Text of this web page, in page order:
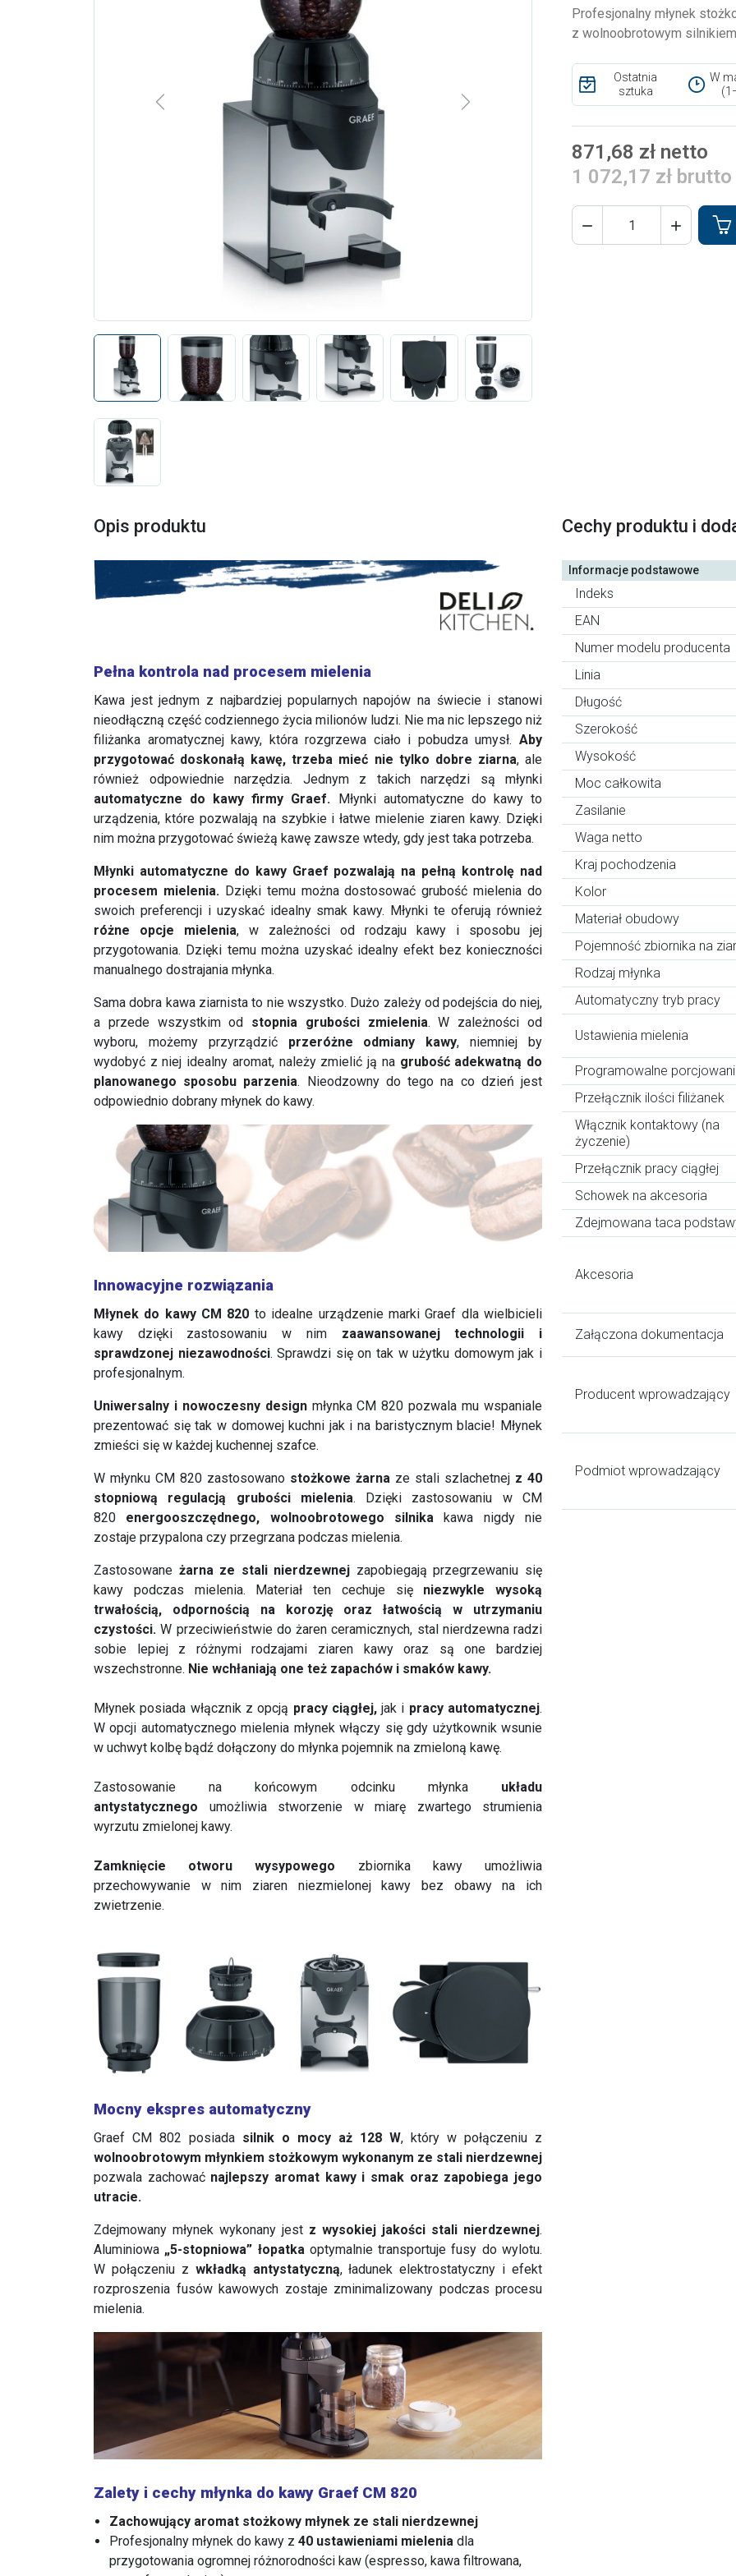
Previous Next
Profesjonalny młynek
z wolnoobrotowym
Ostatnia
sztuka
W
871,68 zł netto
1 072,17 zł brutto
 
Opis produktu
Pełna kontrola nad procesem mielenia
Kawa jest jednym z najbardziej popularnych napojów na świecie i stanowi
nieodłączną część codziennego życia milionów ludzi. Nie ma nic lepszego niż
filiżanka aromatycznej kawy, która rozgrzewa ciało i pobudza umysł. Aby
przygotować doskonałą kawę, trzeba mieć nie tylko dobre ziarna, ale
również odpowiednie narzędzia. Jednym z takich narzędzi są młynki
automatyczne do kawy firmy Graef. Młynki automatyczne do kawy to
urządzenia, które pozwalają na szybkie i łatwe mielenie ziaren kawy. Dzięki
nim można przygotować świeżą kawę zawsze wtedy, gdy jest taka potrzeba.
Młynki automatyczne do kawy Graef pozwalają na pełną kontrolę nad
procesem mielenia.Dzięki temu można dostosować grubość mielenia do
swoich preferencji i uzyskać idealny smak kawy. Młynki te oferują również
różne opcje mielenia, w zależności od rodzaju kawy i sposobu jej
przygotowania. Dzięki temu można uzyskać idealny efekt bez konieczności
manualnego dostrajania młynka.
Sama dobra kawa ziarnista to nie wszystko. Dużo zależy od podejścia do niej,
a przede wszystkim od
stopnia grubości zmielenia. W zależności od
wyboru, możemy przyrządzić przeróżne odmiany kawy, niemniej by
wydobyć z niej idealny aromat, należy zmielić ją na grubość adekwatną do
planowanego sposobu parzenia. Nieodzowny do tego na co dzień jest
odpowiednio dobrany młynek do kawy.
Innowacyjne rozwiązania
Młynek do kawy CM 820 to idealne urządzenie marki Graef dla wielbicieli
kawy dzięki zastosowaniu w nim zaawansowanej technologii i
sprawdzonej niezawodności. Sprawdzi się on tak w użytku domowym jak i
profesjonalnym.
Uniwersalny i nowoczesny designmłynka CM 820 pozwala mu wspaniale
prezentować się tak w domowej kuchni jak i na baristycznym blacie! Młynek
zmieści się w każdej kuchennej szafce.
W młynku CM 820 zastosowano stożkowe żarna ze stali szlachetnej z 40
stopniową regulacją grubości mielenia. Dzięki zastosowaniu w CM
820 energooszczędnego, wolnoobrotowego silnika kawa nigdy nie
zostaje przypalona czy przegrzana podczas mielenia.
Zastosowane żarna ze stali nierdzewnej zapobiegają przegrzewaniu się
kawy podczas mielenia. Materiał ten cechuje się niezwykle wysoką
trwałością, odpornością na korozję oraz łatwością w utrzymaniu
czystości. W przeciwieństwie do żaren ceramicznych, stal nierdzewna radzi
sobie lepiej z różnymi rodzajami ziaren kawy oraz są one bardziej
wszechstronne. Nie wchłaniają one też zapachów i smaków kawy.
Młynek posiada włącznik z opcją pracy ciągłej,jak i pracy automatycznej.
W opcji automatycznego mielenia młynek włączy się gdy użytkownik wsunie
w uchwyt kolbę bądź dołączony do młynka pojemnik na zmieloną kawę.
Zastosowanie na końcowym odcinku młynka układu
antystatycznego umożliwia stworzenie w miarę zwartego strumienia
wyrzutu zmielonej kawy.
Zamknięcie otworu wysypowego zbiornika kawy umożliwia
przechowywanie w nim ziaren niezmielonej kawy bez obawy na ich
zwietrzenie.
Mocny ekspres automatyczny
Graef CM 802 posiada silnik o mocy aż 128 W, który w połączeniu z
wolnoobrotowym młynkiem stożkowym wykonanym ze stali nierdzewnej
pozwala zachowaćnajlepszy aromat kawy i smak oraz zapobiega jego
utracie.
Zdejmowany młynek wykonany jest z wysokiej jakości stali nierdzewnej.
Aluminiowa „5-stopniowa” łopatkaoptymalnie transportuje fusy do wylotu.
W połączeniu z wkładką antystatyczną, ładunek elektrostatyczny i efekt
rozproszenia fusów kawowych zostaje zminimalizowany podczas procesu
mielenia.
Zalety i cechy młynka do kawy Graef CM 820
Zachowujący aromat stożkowy młynek ze stali nierdzewnej
Profesjonalny młynek do kawy z40 ustawieniami mielenia dla
przygotowania ogromnej różnorodności kaw (espresso, kawa filtrowana,
Cechy produktu i
Informacje podstawowe
Indeks
EAN
Numer modelu producenta
Linia
Długość
Szerokość
Wysokość
Moc całkowita
Zasilanie
Waga netto
Kraj pochodzenia
Kolor
Materiał obudowy
Pojemność zbiornika na
Rodzaj młynka
Automatyczny tryb pracy
Ustawienia mielenia
Programowalne
Przełącznik ilości filiżanek
Włącznik kontaktowy (na
życzenie)
Przełącznik pracy ciągłej
Schowek na akcesoria
Zdejmowana taca
Akcesoria
Załączona dokumentacja
Producent wprowadzający
Podmiot wprowadzający